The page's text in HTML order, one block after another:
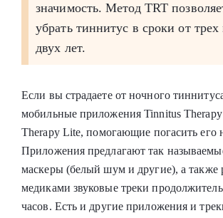
значимость. Метод TRT
убрать тиннитус в сроки от трех
двух лет.
Если вы страдаете от ночного
мобильные приложения Tinnitus
Therapy Lite, помогающие погасить его
Приложения предлагают так
маскеры (белый шум и другие), а также
медиками звуковые треки
часов. Есть и другие приложения и